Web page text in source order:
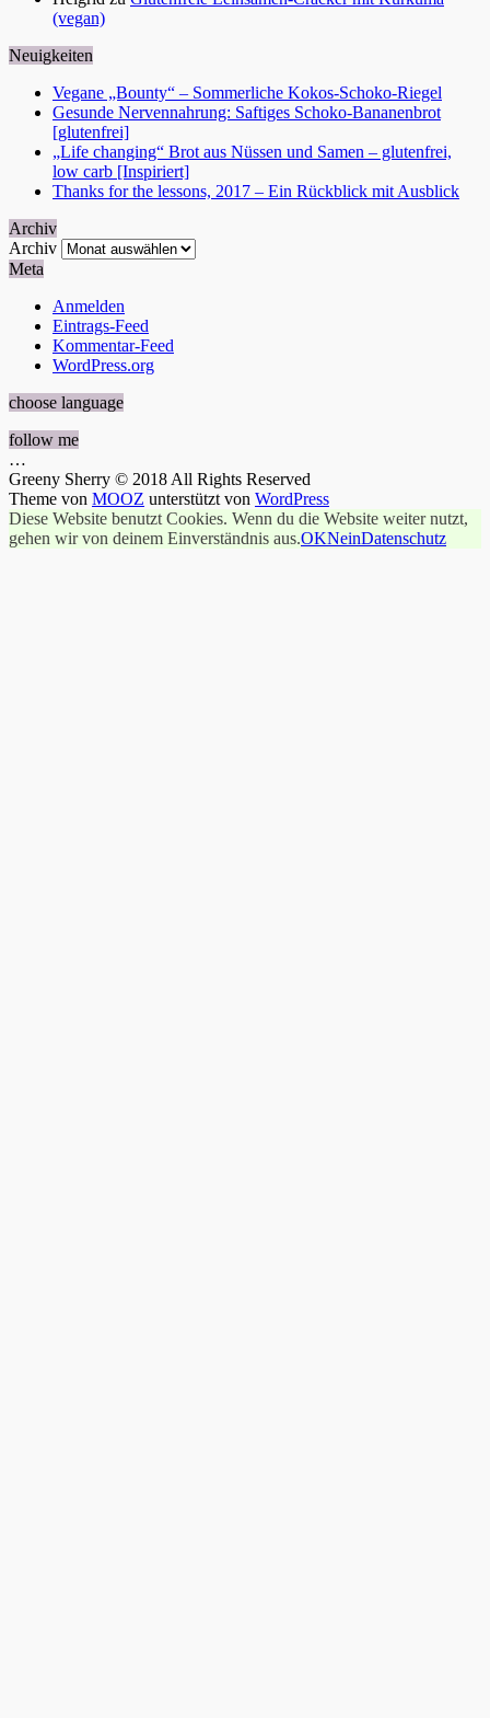
(vegan)
Neuigkeiten
Vegane „Bounty“ – Sommerliche Kokos-Schoko-Riegel
Gesunde Nervennahrung: Saftiges Schoko-Bananenbrot
[glutenfrei]
„Life changing“ Brot aus Nüssen und Samen – glutenfrei,
low carb [Inspiriert]
Thanks for the lessons, 2017 – Ein Rückblick mit Ausblick
Archiv
Archiv
Meta
Anmelden
Eintrags-Feed
Kommentar-Feed
WordPress.org
choose language
follow me
…
Greeny Sherry © 2018 All Rights Reserved
Theme von MOOZ unterstützt von WordPress
Diese Website benutzt Cookies. Wenn du die Website weiter nutzt,
gehen wir von deinem Einverständnis aus.OKNeinDatenschutz